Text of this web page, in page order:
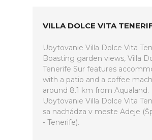
VILLA DOLCE VITA
Ubytovanie Villa Dolce Vita
Boasting garden views, Villa
Tenerife Sur features
with a patio and a coffee
around 8.1 km from Aqualand.
Ubytovanie Villa Dolce Vita
sa nachádza v meste Adeje
- Tenerife).